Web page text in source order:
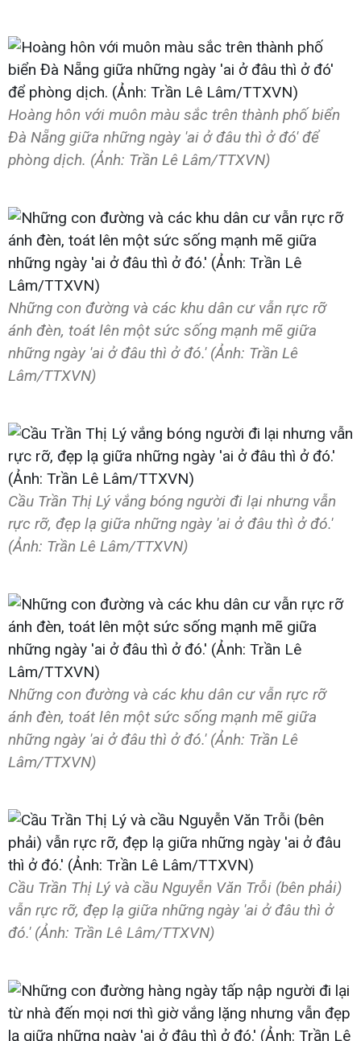
Hoàng hôn với muôn màu sắc trên thành phố biển
Đà Nẵng giữa những ngày 'ai ở đâu thì ở đó' để
phòng dịch. (Ảnh: Trần Lê Lâm/TTXVN)
Những con đường và các khu dân cư vẫn rực rỡ
ánh đèn, toát lên một sức sống mạnh mẽ giữa
những ngày 'ai ở đâu thì ở đó.' (Ảnh: Trần Lê
Lâm/TTXVN)
Cầu Trần Thị Lý vắng bóng người đi lại nhưng vẫn
rực rỡ, đẹp lạ giữa những ngày 'ai ở đâu thì ở đó.'
(Ảnh: Trần Lê Lâm/TTXVN)
Những con đường và các khu dân cư vẫn rực rỡ
ánh đèn, toát lên một sức sống mạnh mẽ giữa
những ngày 'ai ở đâu thì ở đó.' (Ảnh: Trần Lê
Lâm/TTXVN)
Cầu Trần Thị Lý và cầu Nguyễn Văn Trỗi (bên phải)
vẫn rực rỡ, đẹp lạ giữa những ngày 'ai ở đâu thì ở
đó.' (Ảnh: Trần Lê Lâm/TTXVN)